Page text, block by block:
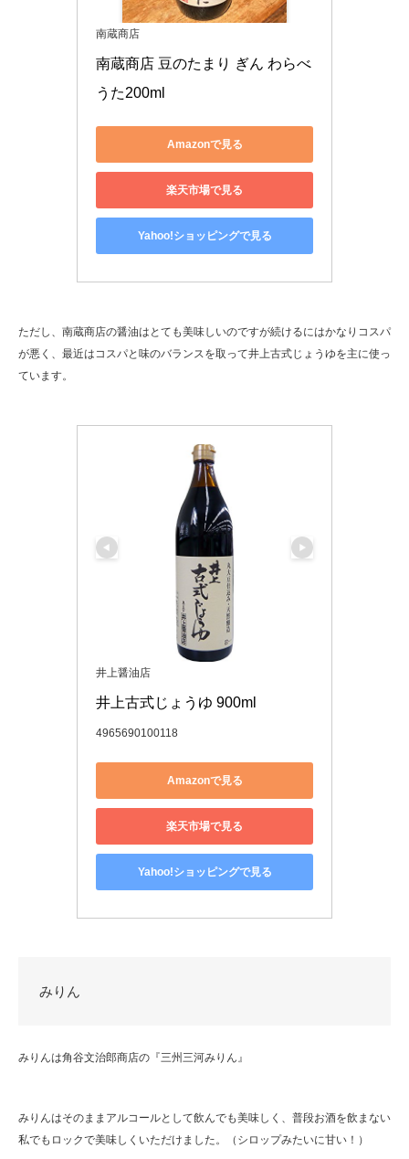
南蔵商店
南蔵商店 豆のたまり ぎん わらべ
うた200ml
Amazonで見る
楽天市場で見る
Yahoo!ショッピングで見る
ただし、南蔵商店の醤油はとても美味しいのですが続けるにはかなりコスパ
が悪く、最近はコスパと味のバランスを取って井上古式じょうゆを主に使っ
ています。
井上醤油店
井上古式じょうゆ 900ml
4965690100118
Amazonで見る
楽天市場で見る
Yahoo!ショッピングで見る
みりん
みりんは角谷文治郎商店の『三州三河みりん』
みりんはそのままアルコールとして飲んでも美味しく、普段お酒を飲まない
私でもロックで美味しくいただけました。（シロップみたいに甘い！）